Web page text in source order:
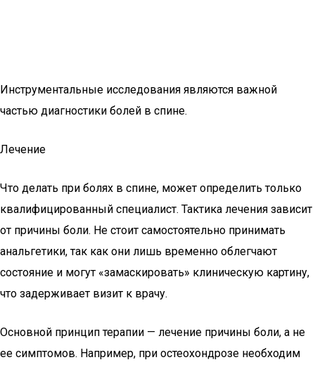
Инструментальные исследования являются важной
частью диагностики болей в спине.
Лечение
Что делать при болях в спине, может определить только
квалифицированный специалист. Тактика лечения зависит
от причины боли. Не стоит самостоятельно принимать
анальгетики, так как они лишь временно облегчают
состояние и могут «замаскировать» клиническую картину,
что задерживает визит к врачу.
Основной принцип терапии — лечение причины боли, а не
ее симптомов. Например, при остеохондрозе необходим